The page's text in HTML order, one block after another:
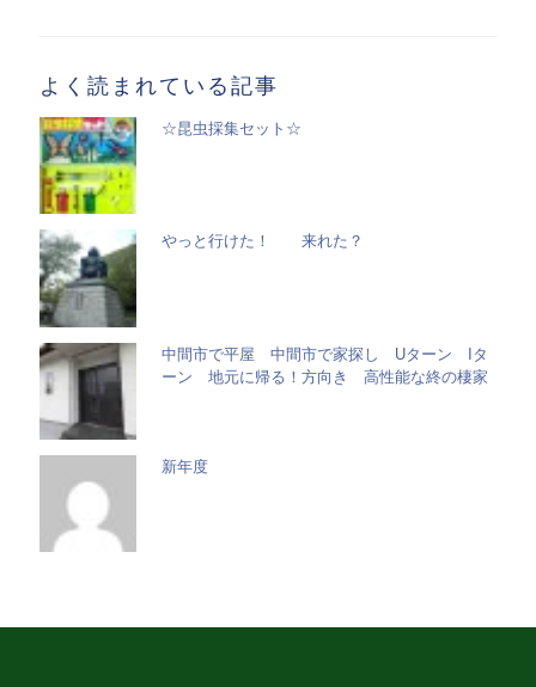
よく読まれている記事
☆昆虫採集セット☆
やっと行けた！ 来れた？
中間市で平屋 中間市で家探し Uターン Iタ
ーン 地元に帰る！方向き 高性能な終の棲家
新年度